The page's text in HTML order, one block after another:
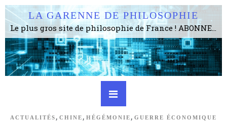
LA GARENNE DE PHILOSOPHIE
Le plus gros site de philosophie de France ! ABONNEZ-VOUS ! 4115 Articles, 1634 abonné·e·s, depuis 2006 . . . . . . . . 2 852 214 pages vues jusqu'à présent. Prestance et être apte à un plus grand nombre de choses.
ACTUALITÉS , CHINE , HÉGÉMONIE , GUERRE ÉCONOMIQUE